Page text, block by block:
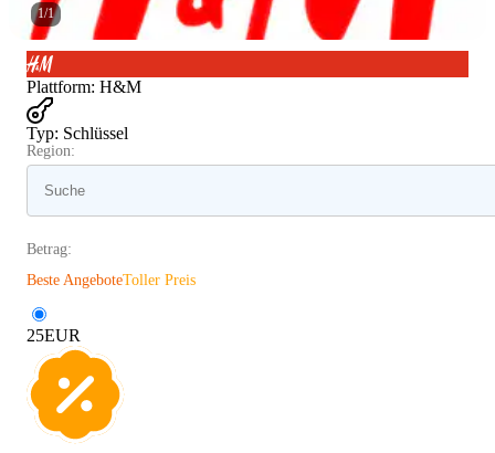
1/1
Plattform: H&M
Typ: Schlüssel
Region:
Betrag:
Beste AngeboteToller Preis
25EUR